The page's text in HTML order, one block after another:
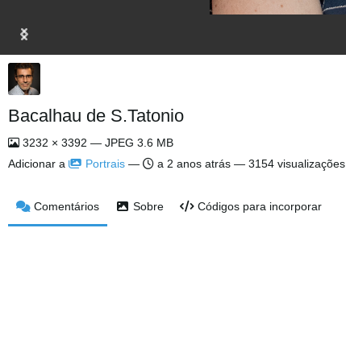
Bacalhau de S.Tatonio
3232 × 3392 — JPEG 3.6 MB
Adicionar a
Portrais — a 2 anos atrás — 3154 visualizações
Comentários Sobre Códigos para incorporar